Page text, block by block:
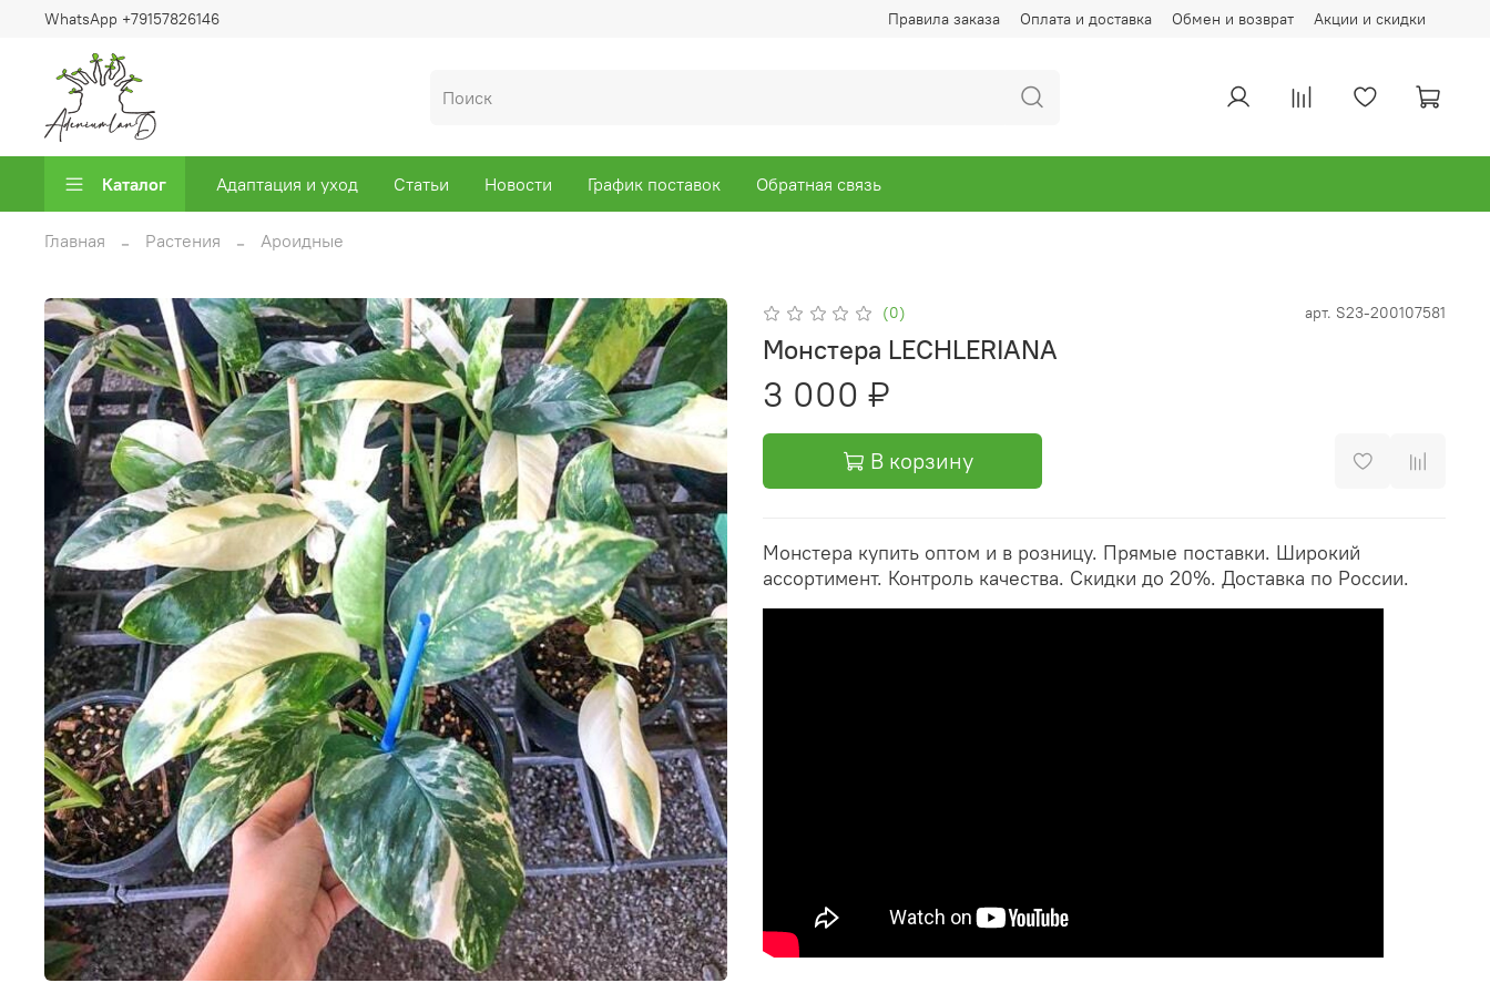
Правила заказа Оплата и доставка Обмен и возврат Акции и скидки
WhatsApp +79157826146
Каталог Адаптация и уход Статьи Новости График поставок Обратная связь
Главная Растения Ароидные
(0) арт. S23-200107581
Монстера LECHLERIANA
3 000 ₽
В корзину
Монстера купить оптом и в розницу. Прямые поставки. Широкий
ассортимент. Контроль качества. Скидки до 20%. Доставка по России.